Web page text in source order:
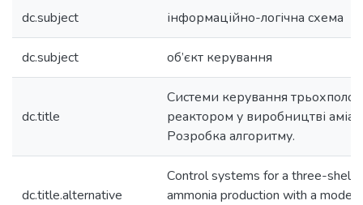
dc.subject інформаційно-логічна схема
dc.subject об’єкт керування
dc.title
Системи керування
реактором у виробництві
Розробка алгоритму.
dc.title.alternative
Сontrol systems for a three-shelf
ammonia production with a model.